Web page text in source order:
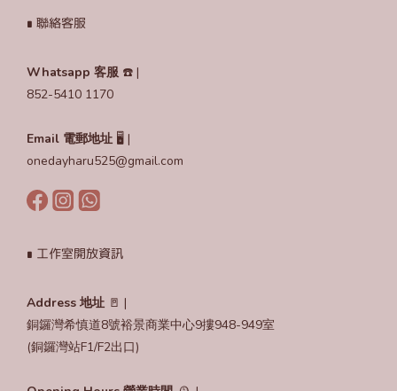
∎ 聯絡客服
Whatsapp 客服 ☎️ |
852-5410 1170
Email 電郵地址 🖥️ |
onedayharu525@gmail.com
∎ 工作室開放資訊
Address 地址 🚪 |
銅鑼灣希慎道8號裕景商業中心9摟948-949室
(銅鑼灣站F1/F2出口)